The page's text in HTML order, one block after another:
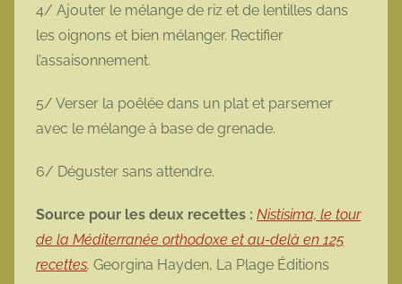
4/ Ajouter le mélange de riz et de lentilles dans
les oignons et bien mélanger. Rectifier
l’assaisonnement.
5/ Verser la poêlée dans un plat et parsemer
avec le mélange à base de grenade.
6/ Déguster sans attendre.
Source pour les deux recettes : Nistisima, le tour
de la Méditerranée orthodoxe et au-delà en 125
recettes, Georgina Hayden, La Plage Éditions